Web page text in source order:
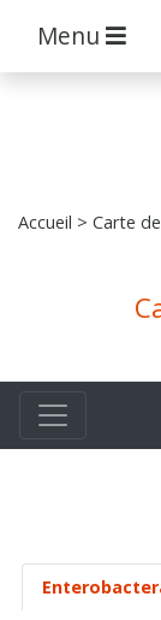
Menu
Accueil > Carte